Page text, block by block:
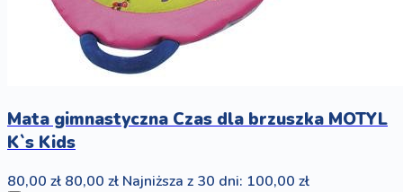
Mata gimnastyczna Czas dla brzuszka MOTYL
K`s Kids
80,00 zł 80,00 zł Najniższa z 30 dni: 100,00 zł